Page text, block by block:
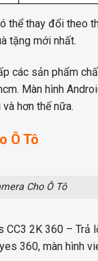
thể thay đổi theo
tặng mới nhất.
các sản phẩm
Màn hình
hơn thế nữa.
Ô Tô
Cho Ô Tô
2K 360 – Trả
360, màn hình